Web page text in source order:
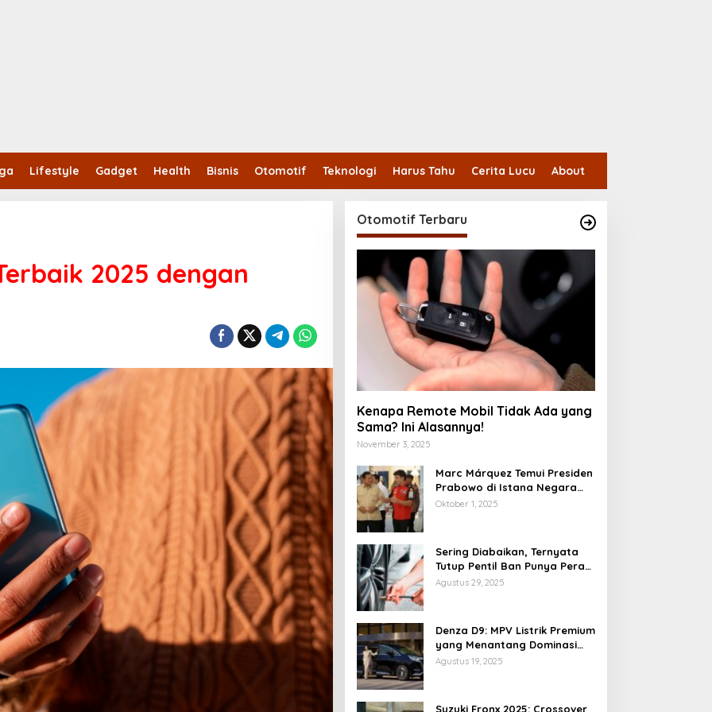
Lifestyle Gadget Health Bisnis Otomotif Teknologi Harus Tahu Cerita Lucu About
2025 dengan
Otomotif Terbaru
Kenapa Remote Mobil Tidak Ada yang
Sama? Ini Alasannya!
November 3, 2025
Marc Márquez Temui Presiden
Prabowo di Istana Negara
Jelang MotoGP Mandalika
Oktober 1, 2025
Sering Diabaikan, Ternyata
Tutup Pentil Ban Punya Peran
Vital yang Mengejutkan
Agustus 29, 2025
Denza D9: MPV Listrik Premium
yang Menantang Dominasi
Toyota Alphard
Agustus 19, 2025
Suzuki Fronx 2025: Crossover